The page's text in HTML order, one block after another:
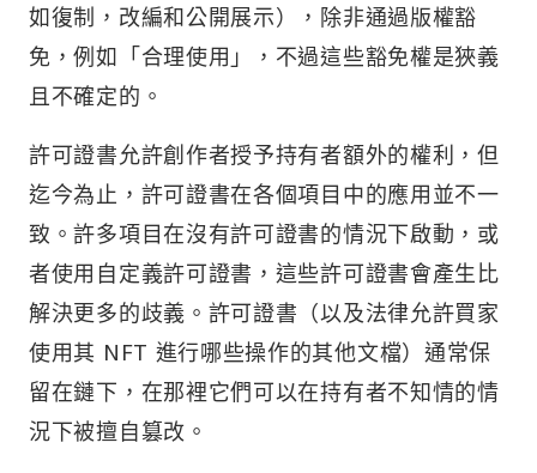
如復制，改編和公開展示），除非通過版權豁
免，例如「合理使用」，不過這些豁免權是狹義
且不確定的。
許可證書允許創作者授予持有者額外的權利，但
迄今為止，許可證書在各個項目中的應用並不一
致。許多項目在沒有許可證書的情況下啟動，或
者使用自定義許可證書，這些許可證書會產生比
解決更多的歧義。許可證書（以及法律允許買家
使用其 NFT 進行哪些操作的其他文檔）通常保
留在鏈下，在那裡它們可以在持有者不知情的情
況下被擅自篡改。